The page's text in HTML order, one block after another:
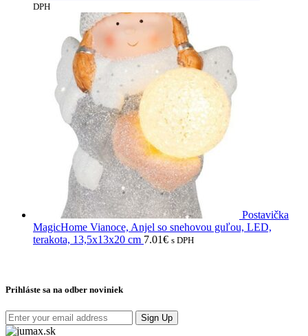
DPH
Postavička
MagicHome Vianoce, Anjel so snehovou guľou, LED,
terakota, 13,5x13x20 cm 7.01€ s DPH
Prihláste sa na odber noviniek
Sign Up